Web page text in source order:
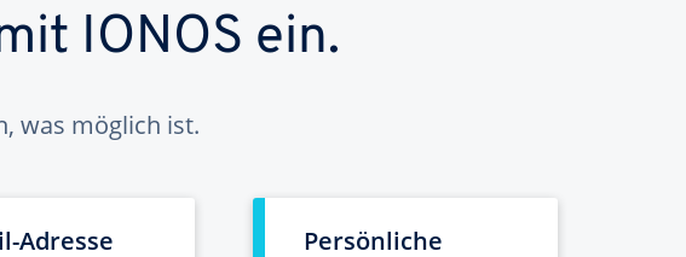
IONOS ein.
was möglich ist.
Adresse
Persönliche